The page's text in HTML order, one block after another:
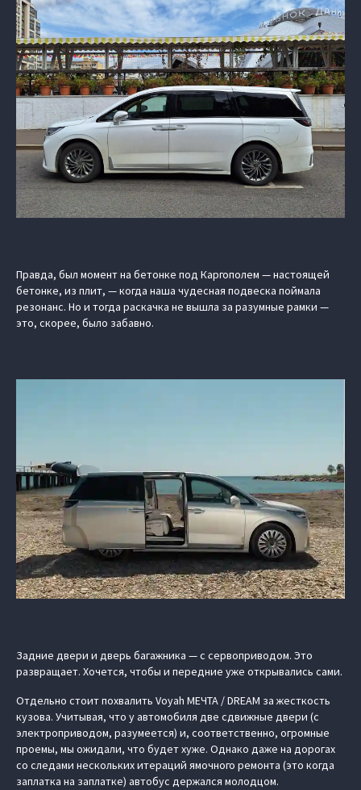
Правда, был момент на бетонке под Каргополем — настоящей
бетонке, из плит, — когда наша чудесная подвеска поймала
резонанс. Но и тогда раскачка не вышла за разумные рамки —
это, скорее, было забавно.
Задние двери и дверь багажника — с сервоприводом. Это
развращает. Хочется, чтобы и передние уже открывались сами.
Отдельно стоит похвалить Voyah МЕЧТА / DREAM за жесткость
кузова. Учитывая, что у автомобиля две сдвижные двери (с
электроприводом, разумеется) и, соответственно, огромные
проемы, мы ожидали, что будет хуже. Однако даже на дорогах
со следами нескольких итераций ямочного ремонта (это когда
заплатка на заплатке) автобус держался молодцом.